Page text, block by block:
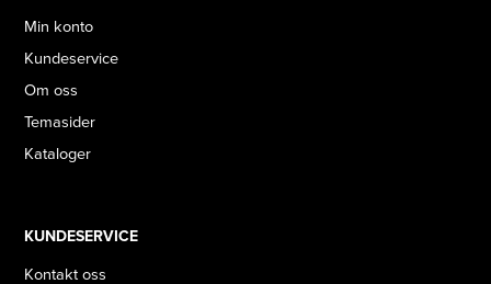
Min konto
Kundeservice
Om oss
Temasider
Kataloger
KUNDESERVICE
Kontakt oss